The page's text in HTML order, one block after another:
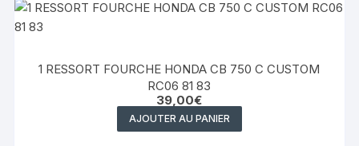
1 RESSORT FOURCHE HONDA CB 750 C CUSTOM
RC06 81 83
39,00€
AJOUTER AU PANIER